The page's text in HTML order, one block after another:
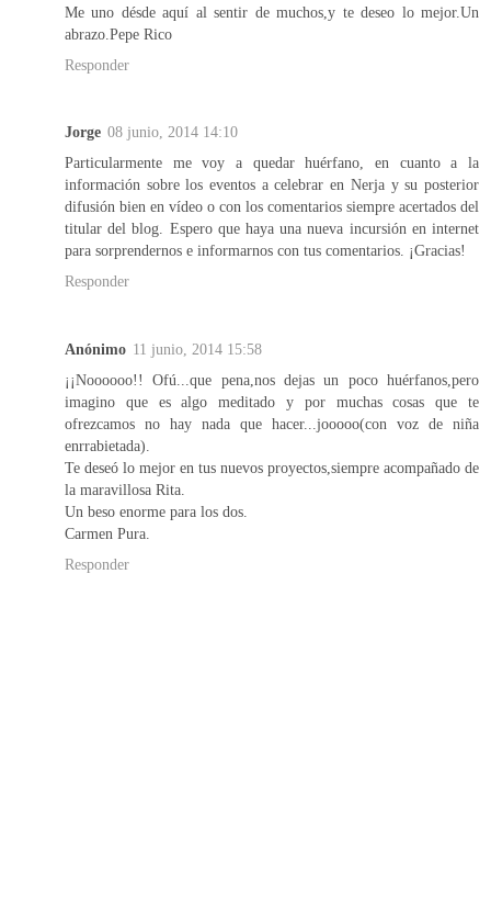
Me uno désde aquí al sentir de muchos,y te deseo lo mejor.Un
abrazo.Pepe Rico
Responder
Jorge 08 junio, 2014 14:10
Particularmente me voy a quedar huérfano, en cuanto a la
información sobre los eventos a celebrar en Nerja y su posterior
difusión bien en vídeo o con los comentarios siempre acertados del
titular del blog. Espero que haya una nueva incursión en internet
para sorprendernos e informarnos con tus comentarios. ¡Gracias!
Responder
Anónimo 11 junio, 2014 15:58
¡¡Noooooo!! Ofú...que pena,nos dejas un poco huérfanos,pero
imagino que es algo meditado y por muchas cosas que te
ofrezcamos no hay nada que hacer...jooooo(con voz de niña
enrrabietada).
Te deseó lo mejor en tus nuevos proyectos,siempre acompañado de
la maravillosa Rita.
Un beso enorme para los dos.
Carmen Pura.
Responder